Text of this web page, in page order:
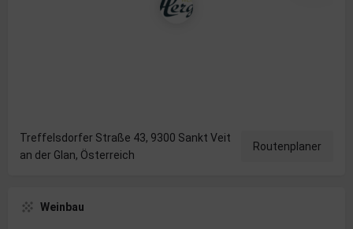
Treffelsdorfer Straße 43, 9300 Sankt Veit
an der Glan, Österreich
Routenplaner
Weinbau